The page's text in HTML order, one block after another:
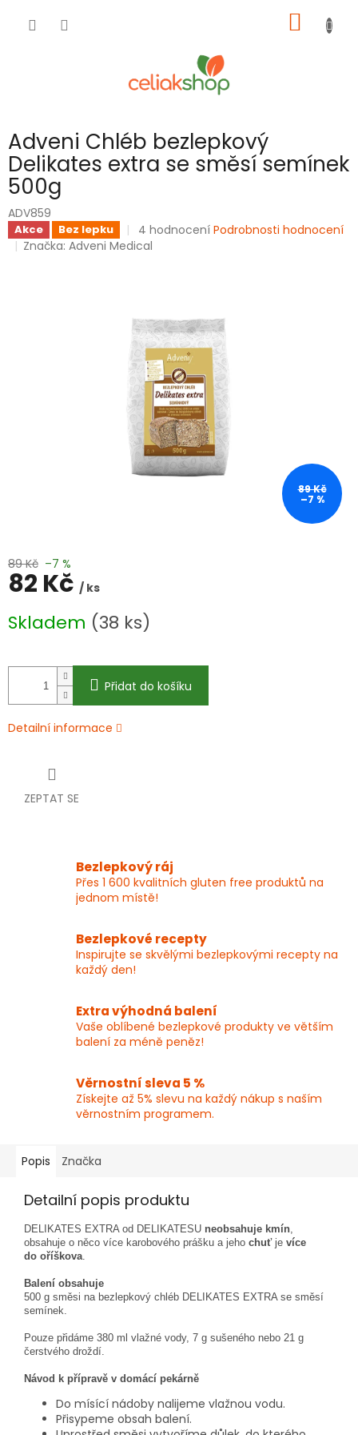
KOŠÍK
Adveni Chléb bezlepkový
Delikates extra se směsí semínek
500g
ADV859
Akce Bez lepku
Průměrné
hodnocení
5
hvězdiček.
4 hodnocení Podrobnosti hodnocení
Značka:Adveni Medical
89 Kč
–7 %
89 Kč –7 %
82 Kč / ks
cena:
Skladem (38 ks)
Přidat do košíku
Detailní informace
ZEPTAT SE
Bezlepkový ráj
Přes 1 600 kvalitních gluten free produktů na
jednom místě!
Bezlepkové recepty
Inspirujte se skvělými bezlepkovými recepty na
každý den!
Extra výhodná balení
Vaše oblíbené bezlepkové produkty ve větším
balení za méně peněz!
Věrnostní sleva 5 %
Získejte až 5% slevu na každý nákup s naším
věrnostním programem.
Popis Značka
Detailní popis produktu
DELIKATES EXTRA od DELIKATESU neobsahuje kmín,
obsahuje o něco více karobového prášku a jeho chuťje více
do oříškova.
Balení obsahuje
500 g směsi na bezlepkový chléb DELIKATES EXTRA se směsí
semínek.
Pouze přidáme 380 ml vlažné vody, 7 g sušeného nebo 21 g
čerstvého droždí.
Návod k přípravě v domácí pekárně
Do mísící nádoby nalijeme vlažnou vodu.
Přisypeme obsah balení.